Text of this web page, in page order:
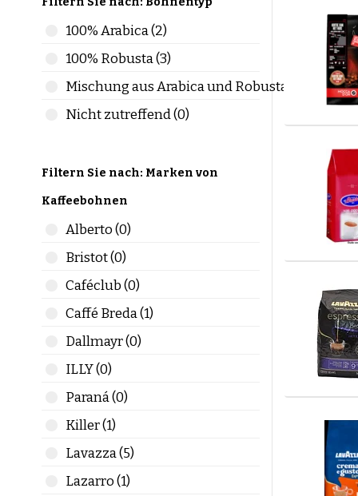
100% Arabica (2)
100% Robusta (3)
Mischung aus Arabica und Robusta (8)
Nicht zutreffend (0)
Filtern Sie nach: Marken von
Kaffeebohnen
Alberto (0)
Bristot (0)
Caféclub (0)
Caffé Breda (1)
Dallmayr (0)
ILLY (0)
Paraná (0)
Killer (1)
Lavazza (5)
Lazarro (1)
Robusta
Welche
Nicht
Stärker
dichter
Mildere
Sieh bei